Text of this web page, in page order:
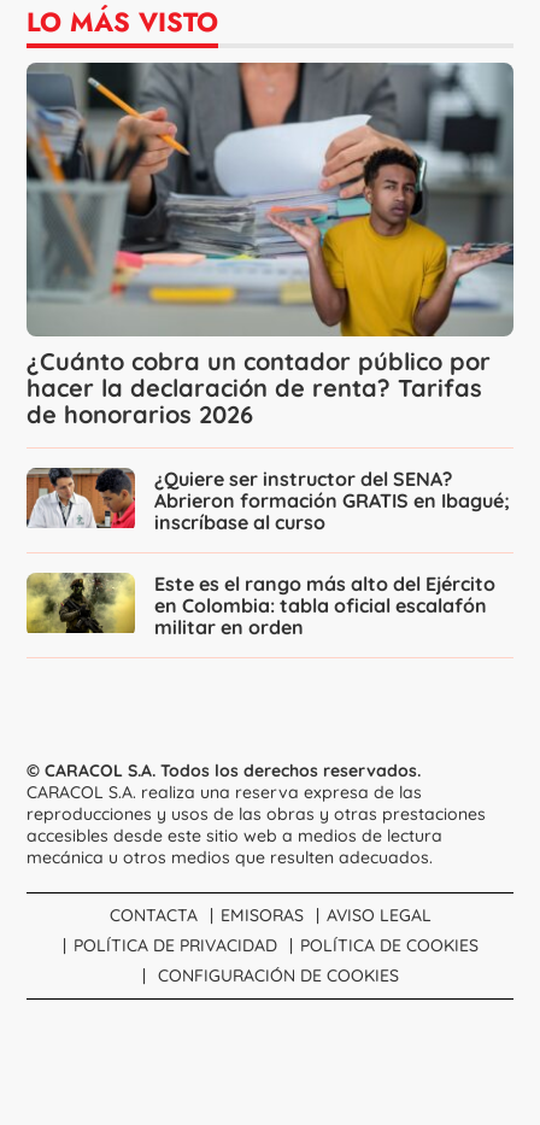
LO MÁS VISTO
¿Cuánto cobra un contador público por
hacer la declaración de renta? Tarifas
de honorarios 2026
¿Quiere ser instructor del SENA?
Abrieron formación GRATIS en Ibagué;
inscríbase al curso
Este es el rango más alto del Ejército
en Colombia: tabla oficial escalafón
militar en orden
© CARACOL S.A. Todos los derechos reservados.
CARACOL S.A. realiza una reserva expresa de las
reproducciones y usos de las obras y otras prestaciones
accesibles desde este sitio web a medios de lectura
mecánica u otros medios que resulten adecuados.
CONTACTA EMISORAS
AVISO LEGAL
POLÍTICA DE PRIVACIDAD
POLÍTICA DE COOKIES
CONFIGURACIÓN DE COOKIES